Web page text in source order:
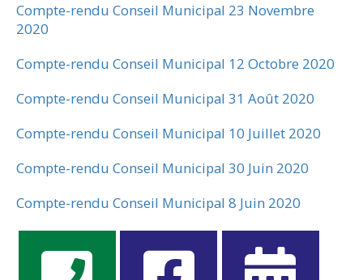
Compte-rendu Conseil Municipal 23 Novembre
2020
Compte-rendu Conseil Municipal 12 Octobre 2020
Compte-rendu Conseil Municipal 31 Août 2020
Compte-rendu Conseil Municipal 10 Juillet 2020
Compte-rendu Conseil Municipal 30 Juin 2020
Compte-rendu Conseil Municipal 8 Juin 2020